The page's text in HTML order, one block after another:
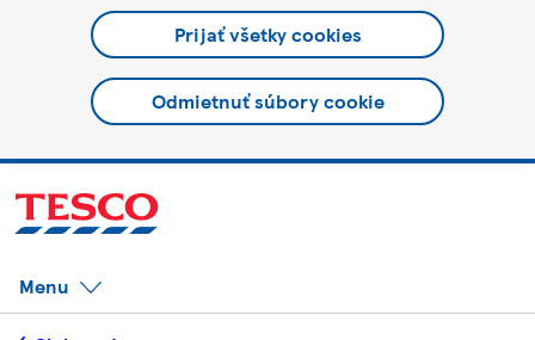
Prijať všetky cookies
Odmietnuť súbory cookie
Menu